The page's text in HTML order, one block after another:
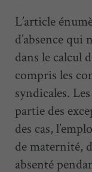
L’article
d’absence qui
dans le calcul
compris les
syndicales.
partie des
des cas,
de maternité,
absenté